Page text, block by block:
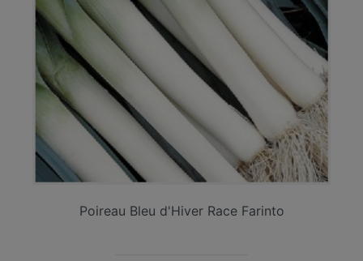
Poireau Bleu d'Hiver Race Farinto